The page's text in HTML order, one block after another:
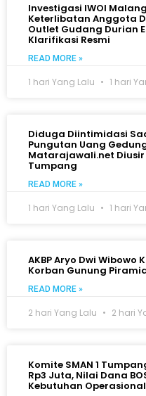
Investigasi IWOI
Keterlibatan Anggota
Outlet Gudang Durian
Klarifikasi Resmi
READ MORE »
1 hari Yang Lalu 1 hari
Diduga Diintimidasi
Pungutan Uang
Matarajawali.net Diusir
Tumpang
READ MORE »
1 hari Yang Lalu 1 hari
AKBP Aryo Dwi Wibowo
Korban Gunung
READ MORE »
2 hari Yang Lalu 2 hari
Komite SMAN 1
Rp3 Juta, Nilai Dana
Kebutuhan Operasional